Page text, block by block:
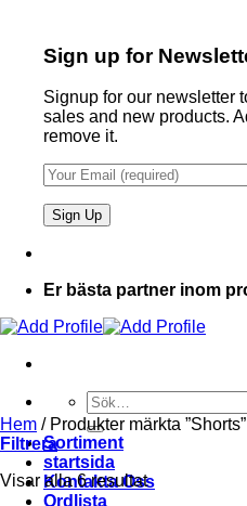
Sign up for
Signup for our newsletter
sales and new products.
remove it.
Er bästa partner inom
Sök
efter:
Sortiment
startsida
Kontakta Oss
Ordlista
Hem /Produkter märkta ”Shorts”
Filtrera
Visar alla 6 resultat